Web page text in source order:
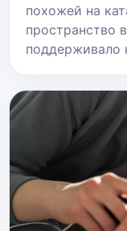
похожей на
пространство
поддерживало